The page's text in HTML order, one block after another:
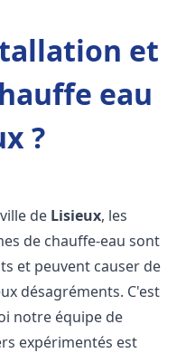
et
eau
?
de Lisieux, les
de chauffe-eau sont
et peuvent causer de
désagréments. C'est
notre équipe de
expérimentés est